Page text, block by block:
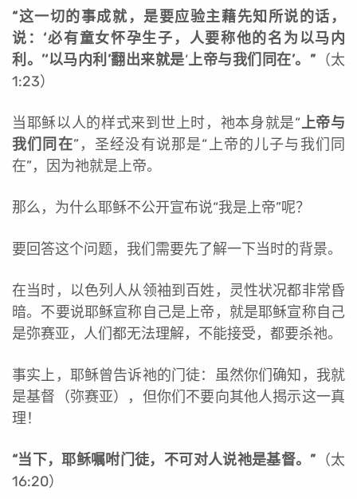
“这一切的事成就，是要应验主藉先知所说的话，
说：‘必有童女怀孕生子，人要称他的名为以马内
利。’‘以马内利’翻出来就是‘上帝与我们同在’。”（太
1:23）
当耶稣以人的样式来到世上时，祂本身就是“上帝与
我们同在”，圣经没有说那是“上帝的儿子与我们同
在”，因为祂就是上帝。
那么，为什么耶稣不公开宣布说“我是上帝”呢？
要回答这个问题，我们需要先了解一下当时的背景。
在当时，以色列人从领袖到百姓，灵性状况都非常昏
暗。不要说耶稣宣称自己是上帝，就是耶稣宣称自己
是弥赛亚，人们都无法理解，不能接受，都要杀祂。
事实上，耶稣曾告诉祂的门徒：虽然你们确知，我就
是基督（弥赛亚），但你们不要向其他人揭示这一真
理！
“当下，耶稣嘱咐门徒，不可对人说祂是基督。” （太
16:20）